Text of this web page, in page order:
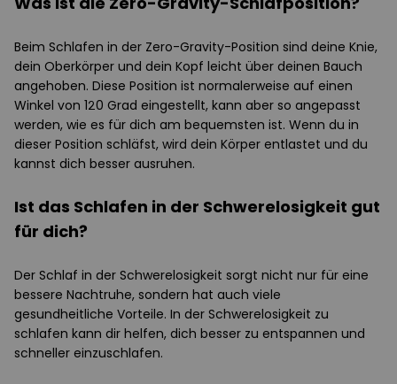
Beim Schlafen in der Zero-Gravity-Position sind deine Knie,
dein Oberkörper und dein Kopf leicht über deinen Bauch
angehoben. Diese Position ist normalerweise auf einen
Winkel von 120 Grad eingestellt, kann aber so angepasst
werden, wie es für dich am bequemsten ist. Wenn du in
dieser Position schläfst, wird dein Körper entlastet und du
kannst dich besser ausruhen.
Ist das Schlafen in der Schwerelosigkeit gut
für dich?
Der Schlaf in der Schwerelosigkeit sorgt nicht nur für eine
bessere Nachtruhe, sondern hat auch viele
gesundheitliche Vorteile. In der Schwerelosigkeit zu
schlafen kann dir helfen, dich besser zu entspannen und
schneller einzuschlafen.